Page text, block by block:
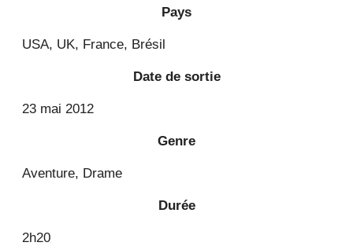
Pays
USA, UK, France, Brésil
Date de sortie
23 mai 2012
Genre
Aventure, Drame
Durée
2h20